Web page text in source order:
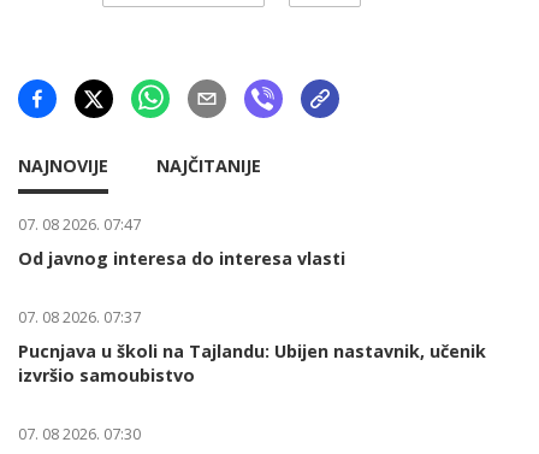
NAJNOVIJE NAJČITANIJE
07. 08 2026. 07:47
Od javnog interesa do interesa vlasti
07. 08 2026. 07:37
Pucnjava u školi na Tajlandu: Ubijen nastavnik, učenik
izvršio samoubistvo
07. 08 2026. 07:30